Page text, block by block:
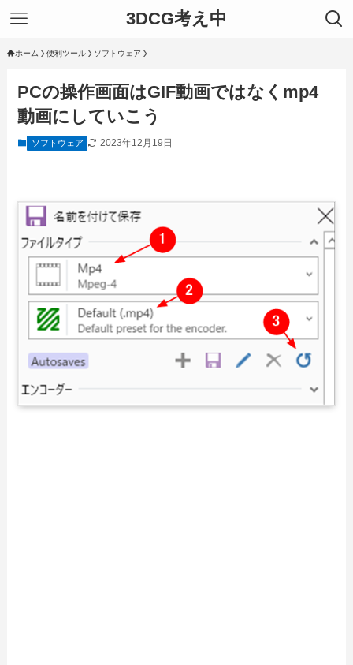
3DCG考え中
ホーム 便利ツール ソフトウェア
PCの操作画面はGIF動画ではなくmp4
動画にしていこう
ソフトウェア 2023年12月19日